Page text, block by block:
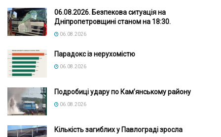
06.08.2026. Безпекова ситуація на
Дніпропетровщині станом на 18:30.
06.08.2026
Парадокс із нерухомістю
06.08.2026
Подробиці удару по Кам’янському району
06.08.2026
Кількість загиблих у Павлограді зросла